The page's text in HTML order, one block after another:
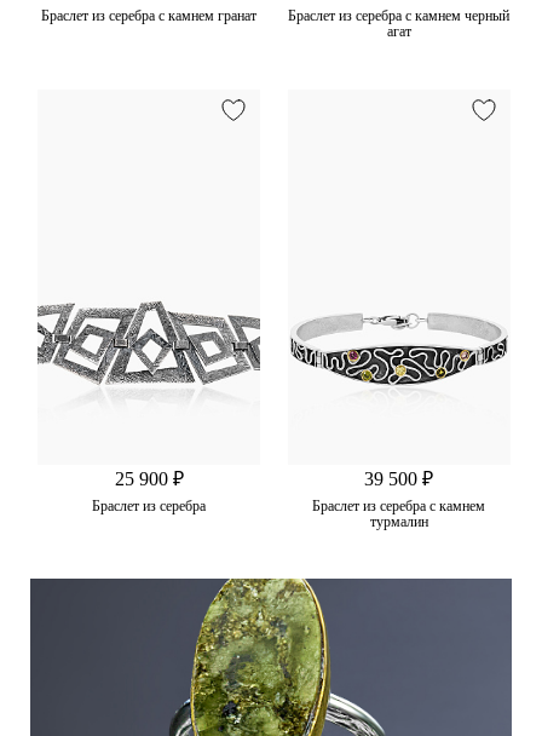
Браслет из серебра с камнем гранат
Браслет из серебра с камнем черный
агат
25 900 ₽
Браслет из серебра
39 500 ₽
Браслет из серебра с камнем
турмалин